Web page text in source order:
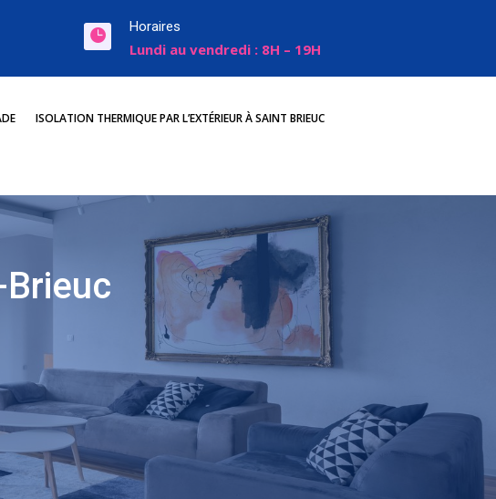
 Horaires
Lundi au vendredi : 8H – 19H
ISOLATION THERMIQUE PAR L’EXTÉRIEUR À SAINT BRIEUC